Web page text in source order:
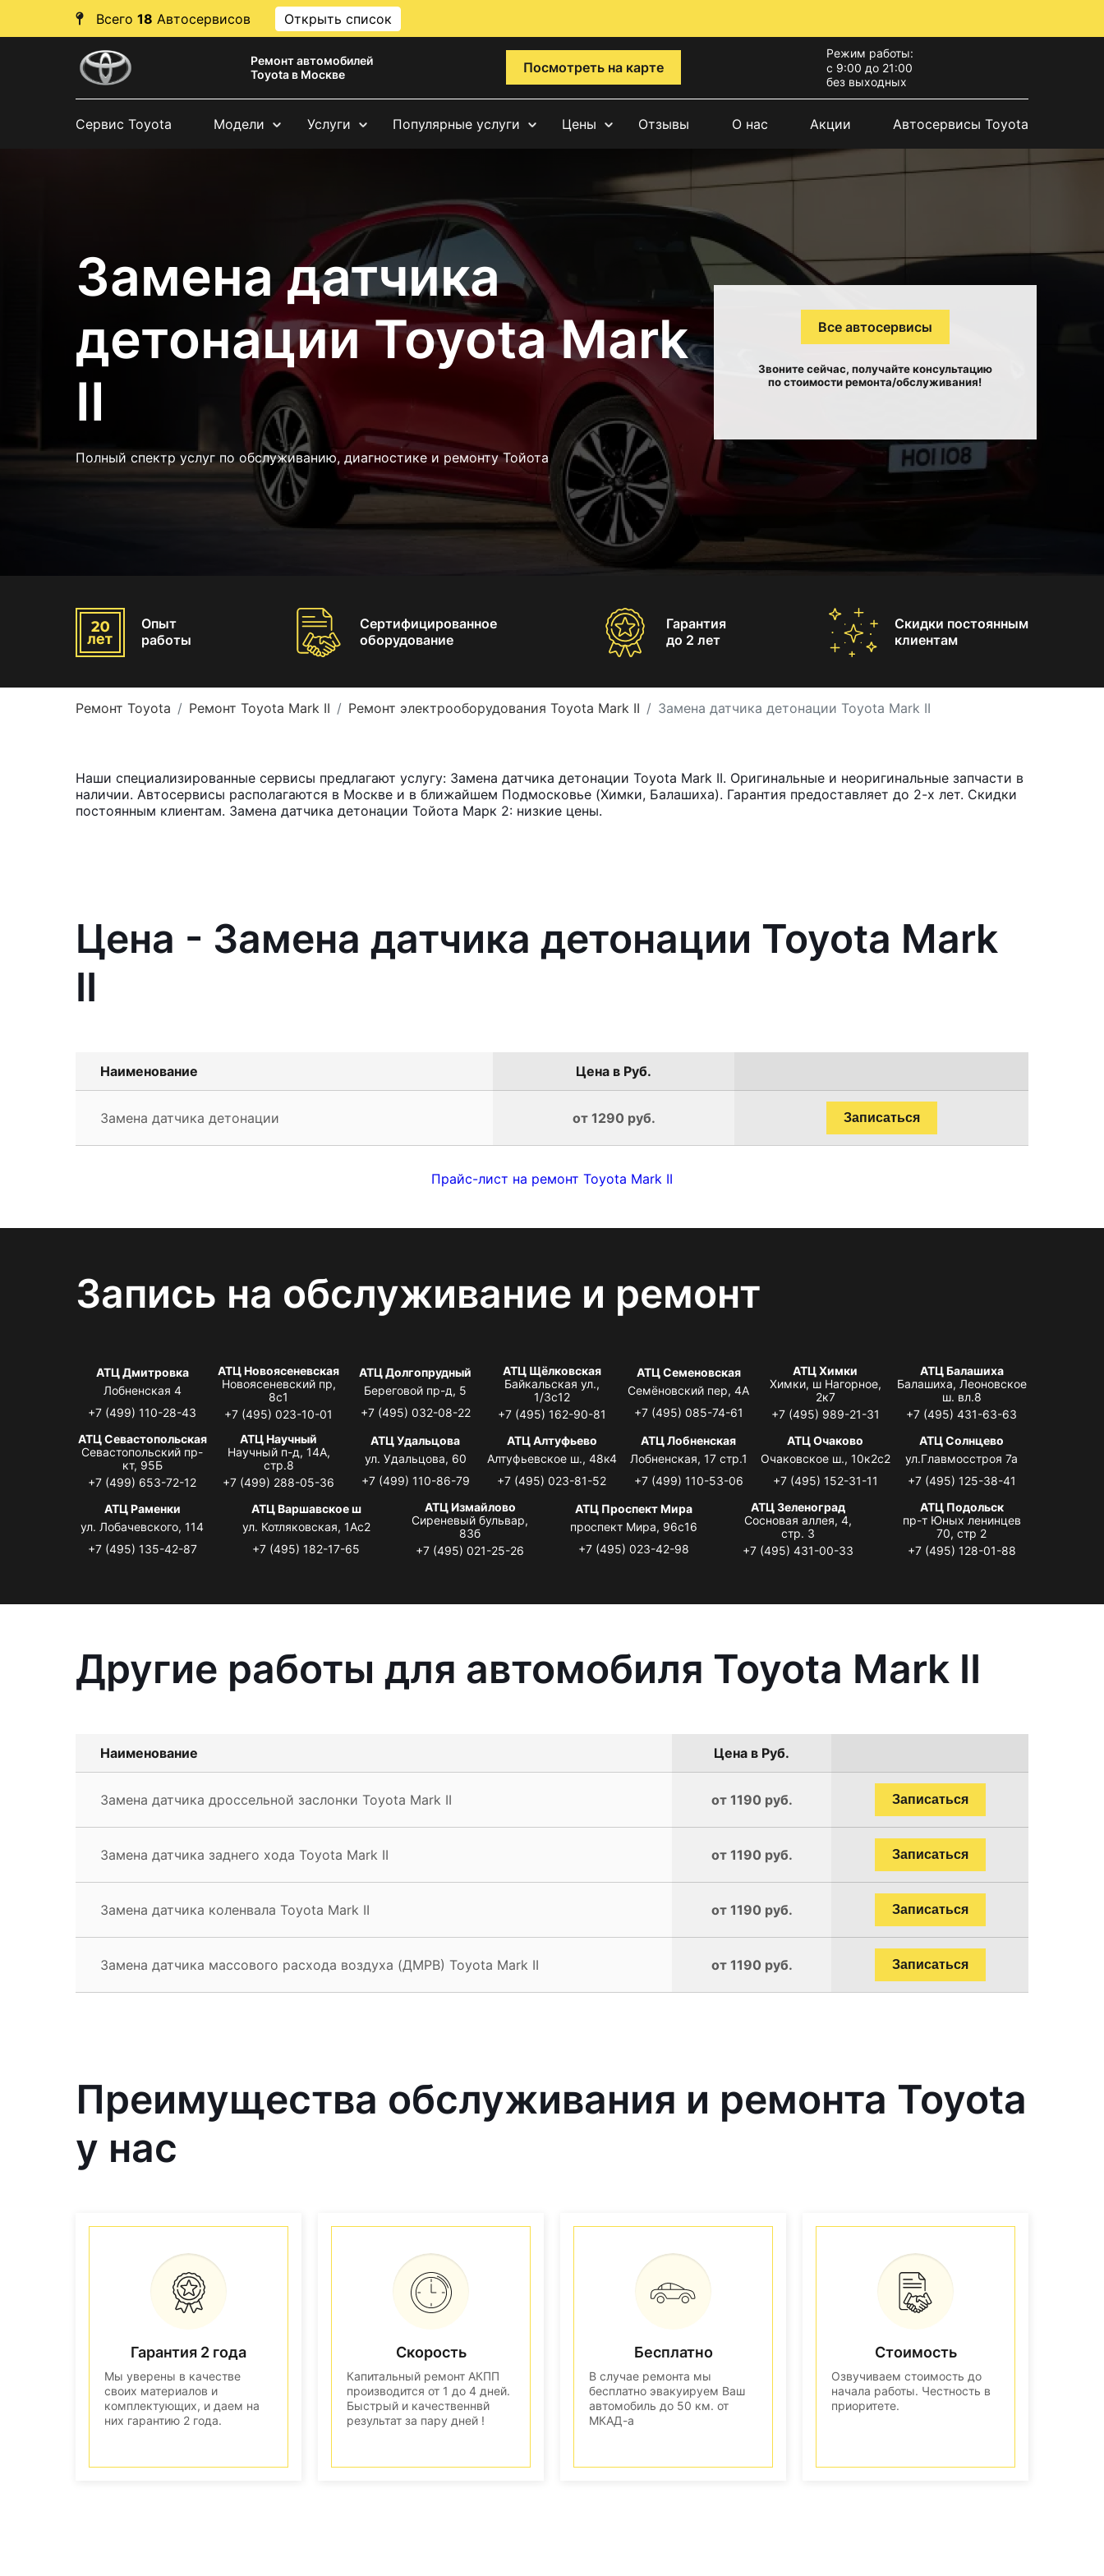
Всего 18 Автосервисов Открыть список
Ремонт автомобилей
Toyota в Москве
Посмотреть на карте
Режим работы:
с 9:00 до 21:00
без выходных
Сервис Toyota Модели Услуги Популярные услуги Цены Отзывы О нас Акции Автосервисы Toyota
Замена датчика
детонации Toyota Mark
II
Полный спектр услуг по обслуживанию, диагностике и ремонту Тойота
Все автосервисы
Звоните сейчас, получайте консультацию
по стоимости ремонта/обслуживания!
Опыт
работы
Сертифицированное
оборудование
Гарантия
до 2 лет
Скидки постоянным
клиентам
Ремонт Toyota Ремонт Toyota Mark II Ремонт электрооборудования Toyota Mark II Замена датчика детонации Toyota Mark II
Наши специализированные сервисы предлагают услугу: Замена датчика детонации Toyota Mark II. Оригинальные и неоригинальные запчасти в
наличии. Автосервисы располагаются в Москве и в ближайшем Подмосковье (Химки, Балашиха). Гарантия предоставляет до 2-х лет. Скидки
постоянным клиентам. Замена датчика детонации Тойота Марк 2: низкие цены.
Цена - Замена датчика детонации Toyota Mark
II
Наименование Цена в Руб.
Замена датчика детонации от 1290 руб. Записаться
Прайс-лист на ремонт Toyota Mark II
Запись на обслуживание и ремонт
АТЦ Дмитровка
Лобненская 4
+7 (499) 110-28-43
АТЦ Новоясеневская
Новоясеневский пр,
8с1
+7 (495) 023-10-01
АТЦ Долгопрудный
Береговой пр-д, 5
+7 (495) 032-08-22
АТЦ Щёлковская
Байкальская ул.,
1/3с12
+7 (495) 162-90-81
АТЦ Семеновская
Семёновский пер, 4А
+7 (495) 085-74-61
АТЦ Химки
Химки, ш Нагорное,
2к7
+7 (495) 989-21-31
АТЦ Балашиха
Балашиха, Леоновское
ш. вл.8
+7 (495) 431-63-63
АТЦ Севастопольская
Севастопольский пр-
кт, 95Б
+7 (499) 653-72-12
АТЦ Научный
Научный п-д, 14А,
стр.8
+7 (499) 288-05-36
АТЦ Удальцова
ул. Удальцова, 60
+7 (499) 110-86-79
АТЦ Алтуфьево
Алтуфьевское ш., 48к4
+7 (495) 023-81-52
АТЦ Лобненская
Лобненская, 17 стр.1
+7 (499) 110-53-06
АТЦ Очаково
Очаковское ш., 10к2с2
+7 (495) 152-31-11
АТЦ Солнцево
ул.Главмосстроя 7а
+7 (495) 125-38-41
АТЦ Раменки
ул. Лобачевского, 114
+7 (495) 135-42-87
АТЦ Варшавское ш
ул. Котляковская, 1Ас2
+7 (495) 182-17-65
АТЦ Измайлово
Сиреневый бульвар,
83б
+7 (495) 021-25-26
АТЦ Проспект Мира
проспект Мира, 96с16
+7 (495) 023-42-98
АТЦ Зеленоград
Сосновая аллея, 4,
стр. 3
+7 (495) 431-00-33
АТЦ Подольск
пр-т Юных ленинцев
70, стр 2
+7 (495) 128-01-88
Другие работы для автомобиля Toyota Mark II
Наименование Цена в Руб.
Замена датчика дроссельной заслонки Toyota Mark II от 1190 руб. Записаться
Замена датчика заднего хода Toyota Mark II от 1190 руб. Записаться
Замена датчика коленвала Toyota Mark II от 1190 руб. Записаться
Замена датчика массового расхода воздуха (ДМРВ) Toyota Mark II от 1190 руб. Записаться
Преимущества обслуживания и ремонта Toyota
у нас
Гарантия 2 года
Мы уверены в качестве
своих материалов и
комплектующих, и даем на
них гарантию 2 года.
Скорость
Капитальный ремонт АКПП
производится от 1 до 4 дней.
Быстрый и качественнвй
результат за пару дней !
Бесплатно
В случае ремонта мы
бесплатно эвакуируем Ваш
автомобиль до 50 км. от
МКАД-а
Стоимость
Озвучиваем стоимость до
начала работы. Честность в
приоритете.